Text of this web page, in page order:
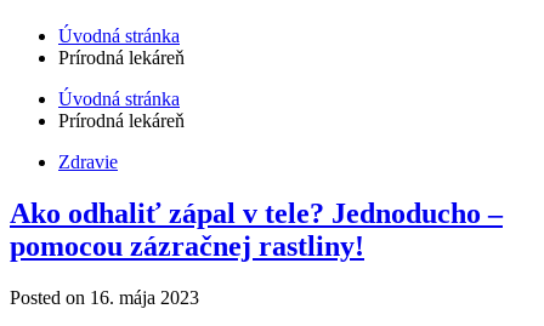
Úvodná stránka
Prírodná lekáreň
Úvodná stránka
Prírodná lekáreň
Zdravie
Ako odhaliť zápal v tele? Jednoducho –
pomocou zázračnej rastliny!
Posted on 16. mája 2023